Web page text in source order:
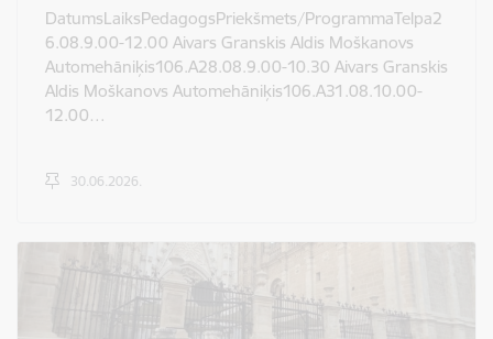
DatumsLaiksPedagogsPriekšmets/ProgrammaTelpa2
6.08.9.00-12.00 Aivars Granskis Aldis Moškanovs
Automehāniķis106.A28.08.9.00-10.30 Aivars Granskis
Aldis Moškanovs Automehāniķis106.A31.08.10.00-
12.00…
30.06.2026.